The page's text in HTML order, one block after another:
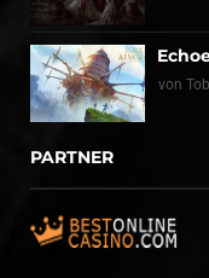
von
PARTNER